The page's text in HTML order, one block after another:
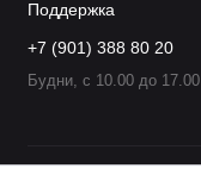
Поддержка
+7 (901) 388 80 20
Будни, с 10.00 до 17.00